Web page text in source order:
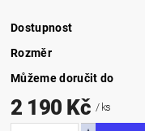
Dostupnost
Rozměr
Můžeme doručit do
2 190 Kč / ks